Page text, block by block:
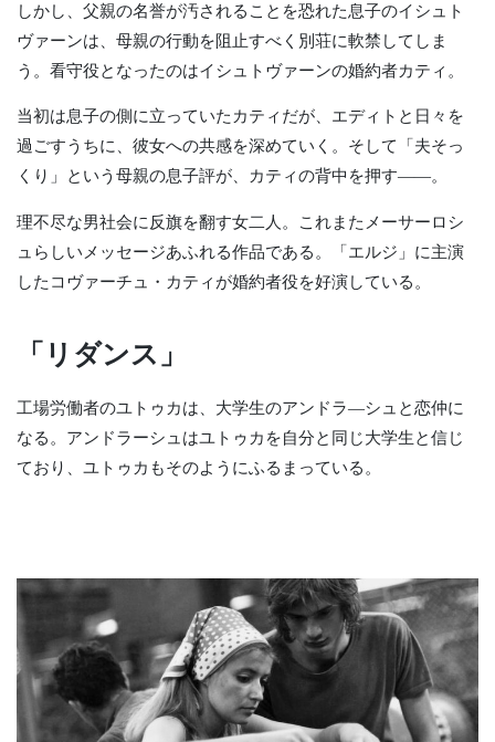
しかし、父親の名誉が汚されることを恐れた息子のイシュト
ヴァーンは、母親の行動を阻止すべく別荘に軟禁してしま
う。看守役となったのはイシュトヴァーンの婚約者カティ。
当初は息子の側に立っていたカティだが、エディトと日々を
過ごすうちに、彼女への共感を深めていく。そして「夫そっ
くり」という母親の息子評が、カティの背中を押す――。
理不尽な男社会に反旗を翻す女二人。これまたメーサーロシ
ュらしいメッセージあふれる作品である。「エルジ」に主演
したコヴァーチュ・カティが婚約者役を好演している。
「リダンス」
工場労働者のユトゥカは、大学生のアンドラ―シュと恋仲に
なる。アンドラーシュはユトゥカを自分と同じ大学生と信じ
ており、ユトゥカもそのようにふるまっている。